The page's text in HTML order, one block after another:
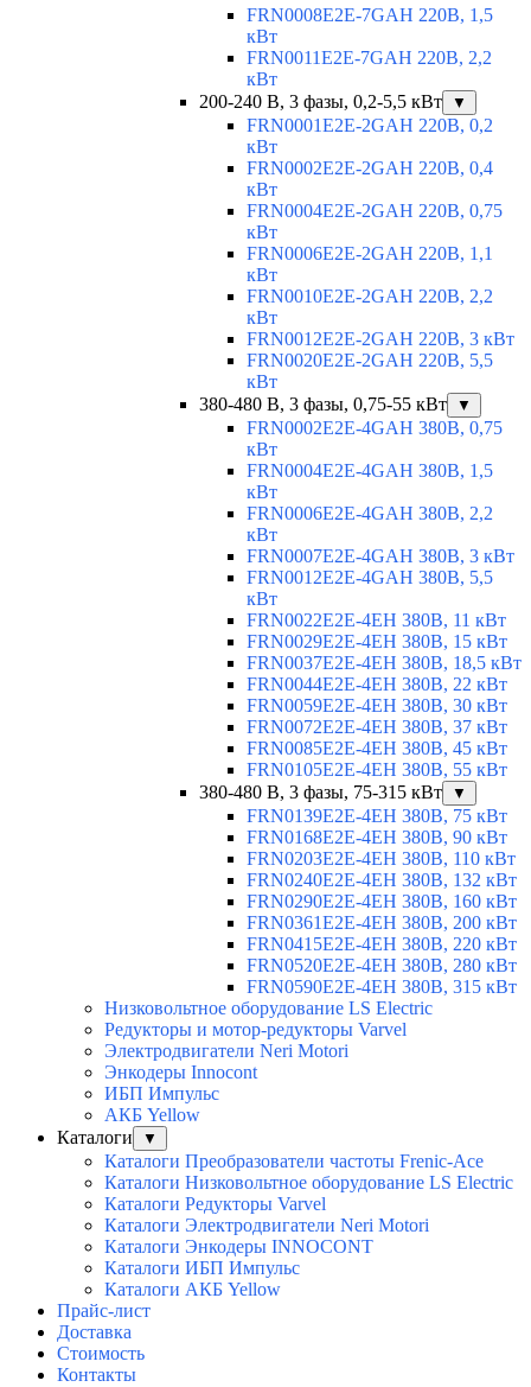
FRN0008E2E-7GAH 220В, 1,5
кВт
FRN0011E2E-7GAH 220В, 2,2
кВт
200-240 В, 3 фазы, 0,2-5,5 кВт
▼
FRN0001E2E-2GAH 220В, 0,2
кВт
FRN0002E2E-2GAH 220В, 0,4
кВт
FRN0004E2E-2GAH 220В, 0,75
кВт
FRN0006E2E-2GAH 220В, 1,1
кВт
FRN0010E2E-2GAH 220В, 2,2
кВт
FRN0012E2E-2GAH 220В, 3 кВт
FRN0020E2E-2GAH 220В, 5,5
кВт
380-480 В, 3 фазы, 0,75-55 кВт
▼
FRN0002E2E-4GAH 380В, 0,75
кВт
FRN0004E2E-4GAH 380В, 1,5
кВт
FRN0006E2E-4GAH 380В, 2,2
кВт
FRN0007E2E-4GAH 380В, 3 кВт
FRN0012E2E-4GAH 380В, 5,5
кВт
FRN0022E2E-4EH 380В, 11 кВт
FRN0029E2E-4EH 380В, 15 кВт
FRN0037E2E-4EH 380В, 18,5 кВт
FRN0044E2E-4EH 380В, 22 кВт
FRN0059E2E-4EH 380В, 30 кВт
FRN0072E2E-4EH 380В, 37 кВт
FRN0085E2E-4EH 380В, 45 кВт
FRN0105E2E-4EH 380В, 55 кВт
380-480 В, 3 фазы, 75-315 кВт
▼
FRN0139E2E-4EH 380В, 75 кВт
FRN0168E2E-4EH 380В, 90 кВт
FRN0203E2E-4EH 380В, 110 кВт
FRN0240E2E-4EH 380В, 132 кВт
FRN0290E2E-4EH 380В, 160 кВт
FRN0361E2E-4EH 380В, 200 кВт
FRN0415E2E-4EH 380В, 220 кВт
FRN0520E2E-4EH 380В, 280 кВт
FRN0590E2E-4EH 380В, 315 кВт
Низковольтное оборудование LS Electric
Редукторы и мотор-редукторы Varvel
Электродвигатели Neri Motori
Энкодеры Innocont
ИБП Импульс
АКБ Yellow
Каталоги
▼
Каталоги Преобразователи частоты Frenic-Ace
Каталоги Низковольтное оборудование LS Electric
Каталоги Редукторы Varvel
Каталоги Электродвигатели Neri Motori
Каталоги Энкодеры INNOCONT
Каталоги ИБП Импульс
Каталоги АКБ Yellow
Прайс-лист
Доставка
Стоимость
Контакты